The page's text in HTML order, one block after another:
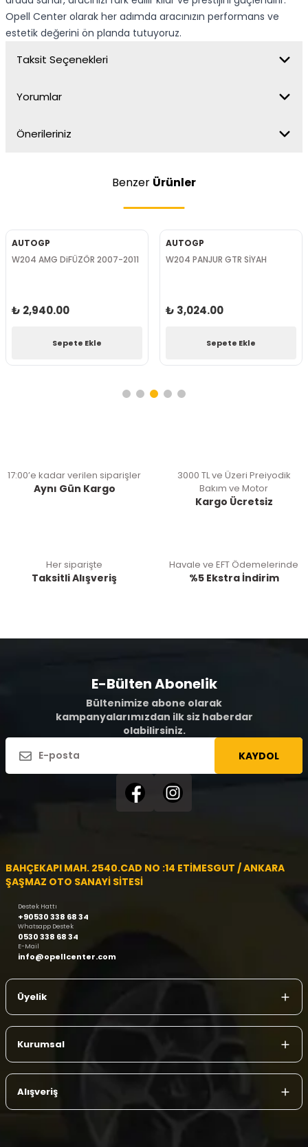
Opell Center olarak her adımda aracınızın performans ve
estetik değerini ön planda tutuyoruz.
Taksit Seçenekleri
Yorumlar
Önerileriniz
Benzer Ürünler
AUTOGP
W204 AMG DiFÜZÖR 2007-2011
₺ 2,940.00
Sepete Ekle
AUTOGP
W204 PANJUR GTR SİYAH
₺ 3,024.00
Sepete Ekle
17:00’e kadar verilen siparişler
Aynı Gün Kargo
3000 TL ve Üzeri Preiyodik
Bakım ve Motor
Kargo Ücretsiz
Her siparişte
Taksitli Alışveriş
Havale ve EFT Ödemelerinde
%5 Ekstra İndirim
E-Bülten Abonelik
Bültenimize abone olarak
kampanyalarımızdan ilk siz haberdar
olabilirsiniz.
KAYDOL
BAHÇEKAPI MAH. 2540.CAD NO :14 ETİMESGUT / ANKARA
ŞAŞMAZ OTO SANAYİ SİTESİ
Destek Hattı
+90530 338 68 34
Whatsapp Destek
0530 338 68 34
E-Mail
info@opellcenter.com
Üyelik
Kurumsal
Alışveriş